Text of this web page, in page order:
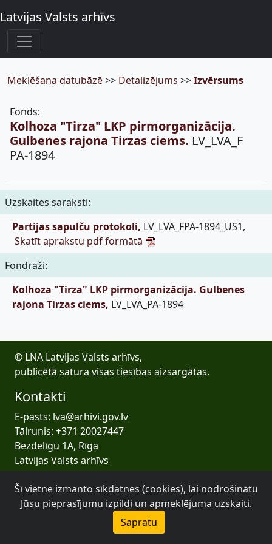
Latvijas Valsts arhīvs
Meklēšana datubāzē>> Detalizējums >>Izvērsums
Fonds:
Kolhoza "Tirza" LKP pirmorganizācija.
Gulbenes rajona Tirzas ciems. LV_LVA_F
PA-1894
Uzskaites saraksti:
Partijas sapulču protokoli, LV_LVA_FPA-1894_US1,
Skatīt aprakstu pdf formātā
Fondraži:
Kolhoza "Tirza" LKP pirmorganizācija. Gulbenes
rajona Tirzas ciems, LV_LVA_PA-1894
© LNA Latvijas Valsts arhīvs,
publicētā satura visas tiesības aizsargātas.
Kontakti
E-pasts: lva@arhivi.gov.lv
Tālrunis: +371 20027447
Bezdelīgu 1A, Rīga
Latvijas Valsts arhīvs
Šī vietne izmanto sīkdatnes (cookies), lai nodrošinātu
Jūsu pieprasījumu izpildi un apmeklējuma uzskaiti.
Sapratu